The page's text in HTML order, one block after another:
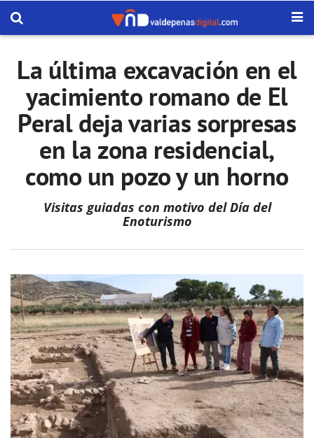
La última excavación en el
yacimiento romano de El
Peral deja varias sorpresas
en la zona residencial,
como un pozo y un horno
Visitas guiadas con motivo del Día del
Enoturismo